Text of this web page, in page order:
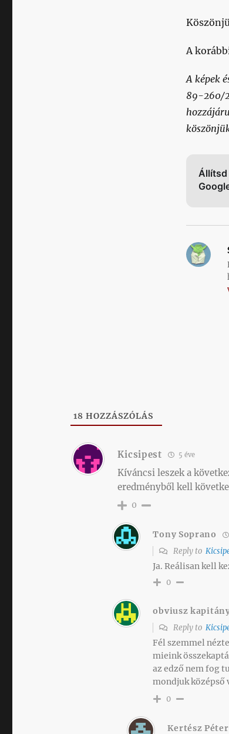
A
A képek
89-260/
Állítsd
18 HOZZÁSZÓLÁS
Kicsipest 5 éve
Kíváncsi leszek a
eredményből kell
0
Tony Soprano
Reply to
Ja. Reálisan kell
0
obviusz
Reply to
Fél szemmel
mieink
az edző nem fog
mondjuk középső
0
Kertész Péter